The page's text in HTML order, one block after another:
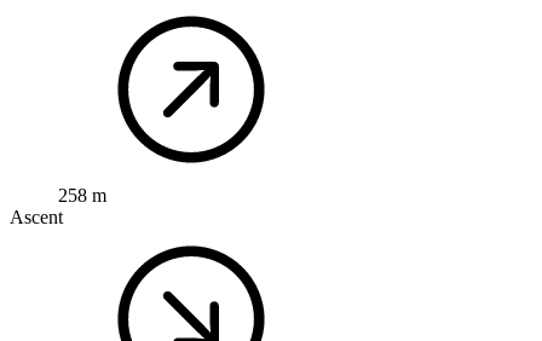
258 m
Ascent